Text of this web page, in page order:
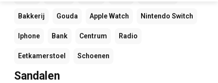
Bakkerij Gouda Apple Watch Nintendo Switch
Iphone Bank Centrum Radio
Eetkamerstoel Schoenen
Sandalen